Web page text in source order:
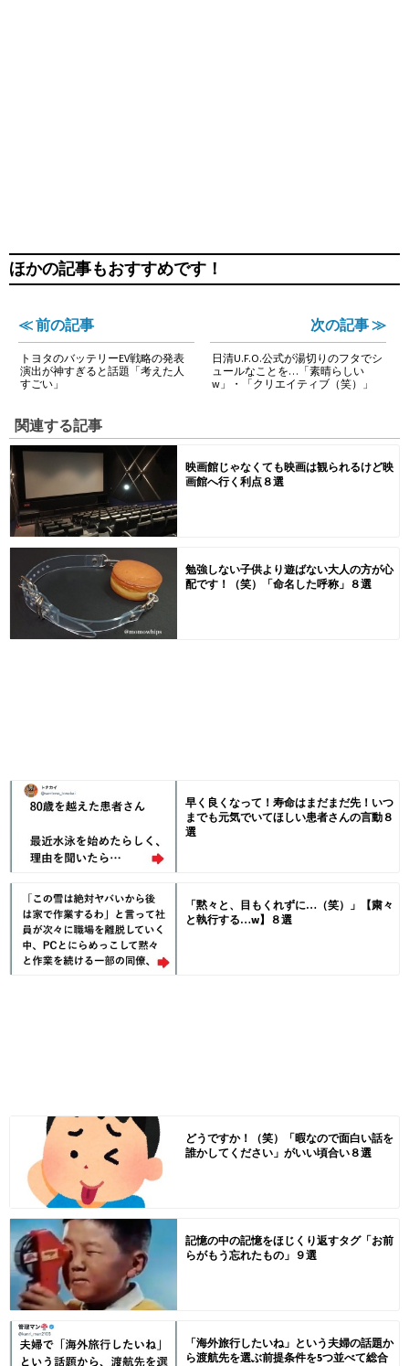
ほかの記事もおすすめです！
≪ 前の記事
トヨタのバッテリーEV戦略の発表
演出が神すぎると話題「考えた人
すごい」
次の記事 ≫
日清U.F.O.公式が湯切りのフタでシ
ュールなことを…「素晴らしい
w」・「クリエイティブ（笑）」
関連する記事
映画館じゃなくても映画は観られるけど映
画館へ行く利点８選
勉強しない子供より遊ばない大人の方が心
配です！（笑）「命名した呼称」８選
早く良くなって！寿命はまだまだ先！いつ
までも元気でいてほしい患者さんの言動８
選
「黙々と、目もくれずに…（笑）」【粛々
と執行する…w】８選
どうですか！（笑）「暇なので面白い話を
誰かしてください」がいい頃合い８選
記憶の中の記憶をほじくり返すタグ「お前
らがもう忘れたもの」９選
「海外旅行したいね」という夫婦の話題か
ら渡航先を選ぶ前提条件を5つ並べて総合